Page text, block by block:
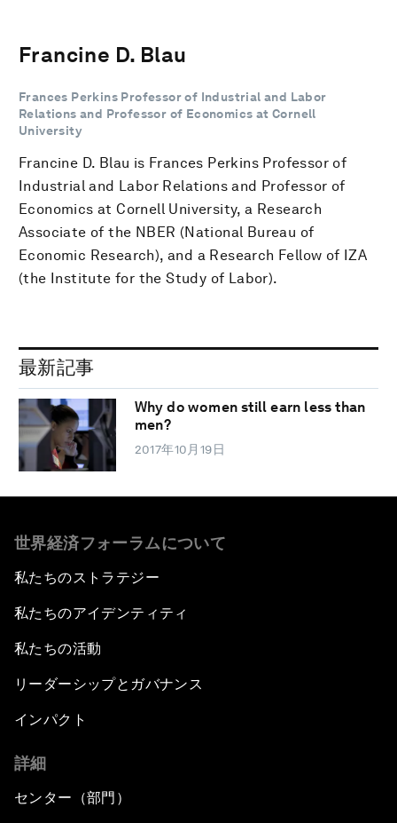
Francine D. Blau
Frances Perkins Professor of Industrial and Labor
Relations and Professor of Economics at Cornell
University
Francine D. Blau is Frances Perkins Professor of
Industrial and Labor Relations and Professor of
Economics at Cornell University, a Research
Associate of the NBER (National Bureau of
Economic Research), and a Research Fellow of IZA
(the Institute for the Study of Labor).
最新記事
Why do women still earn less than
men?
2017年10月19日
世界経済フォーラムについて
私たちのストラテジー
私たちのアイデンティティ
私たちの活動
リーダーシップとガバナンス
インパクト
詳細
センター（部門）